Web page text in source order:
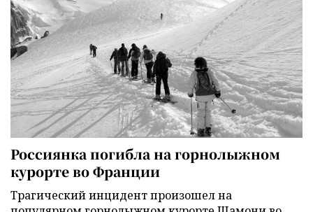
Россиянка погибла на горнолыжном
курорте во Франции
Трагический инцидент произошел на